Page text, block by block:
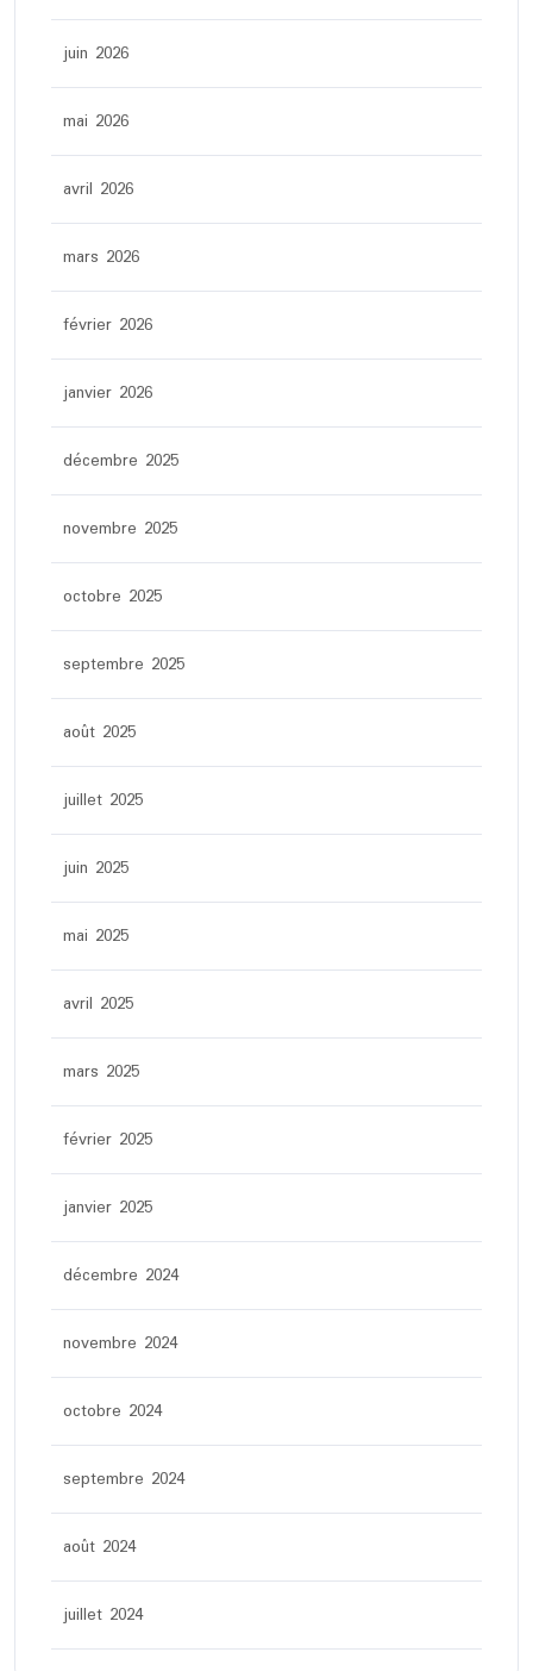
juin 2026
mai 2026
avril 2026
mars 2026
février 2026
janvier 2026
décembre 2025
novembre 2025
octobre 2025
septembre 2025
août 2025
juillet 2025
juin 2025
mai 2025
avril 2025
mars 2025
février 2025
janvier 2025
décembre 2024
novembre 2024
octobre 2024
septembre 2024
août 2024
juillet 2024